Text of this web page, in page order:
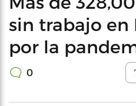
sin trabajo en
por la
0